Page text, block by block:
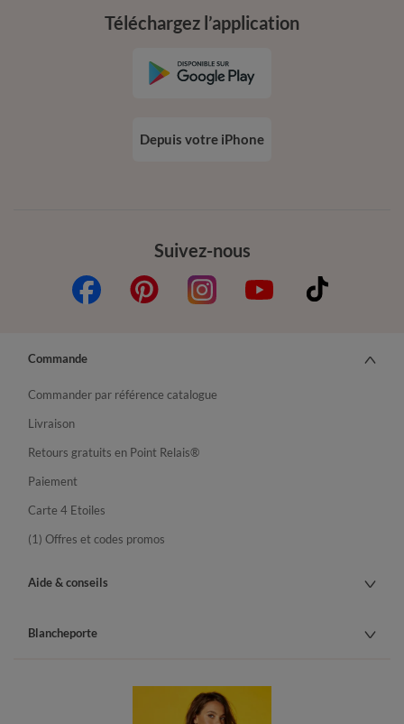
Suivez-nous
Téléchargez l’application
Depuis votre iPhone
Commande
Commander par référence catalogue
Livraison
Retours gratuits en Point Relais®
Paiement
Carte 4 Etoiles
(1) Offres et codes promos
Aide & conseils
Blancheporte